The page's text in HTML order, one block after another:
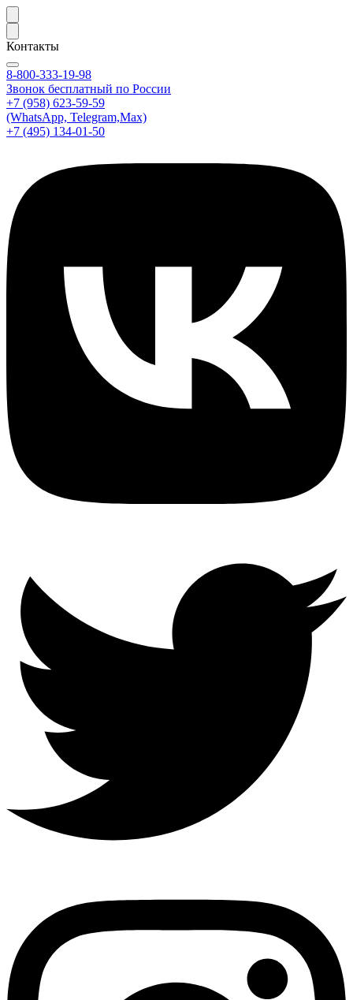
Контакты
8-800-333-19-98
Звонок бесплатный по России
+7 (958) 623-59-59
(WhatsApp, Telegram,Max)
+7 (495) 134-01-50